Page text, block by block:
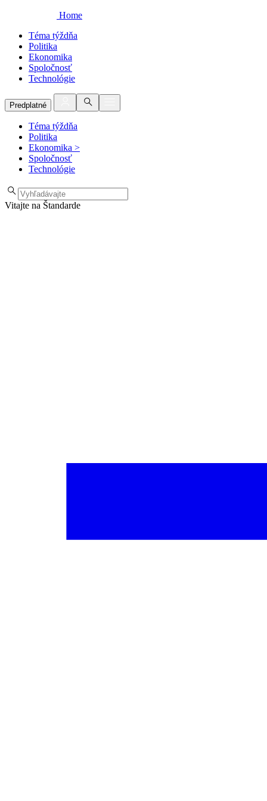
Home
Téma týždňa
Politika
Ekonomika
Spoločnosť
Technológie
Predplatné
Téma týždňa
Politika
Ekonomika >
Spoločnosť
Technológie
Vitajte na Štandarde